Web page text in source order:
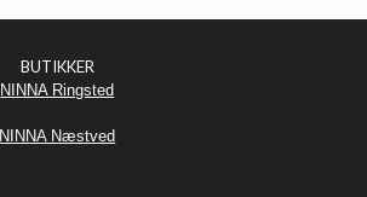
BUTIKKER
NINNA Ringsted
NINNA Næstved